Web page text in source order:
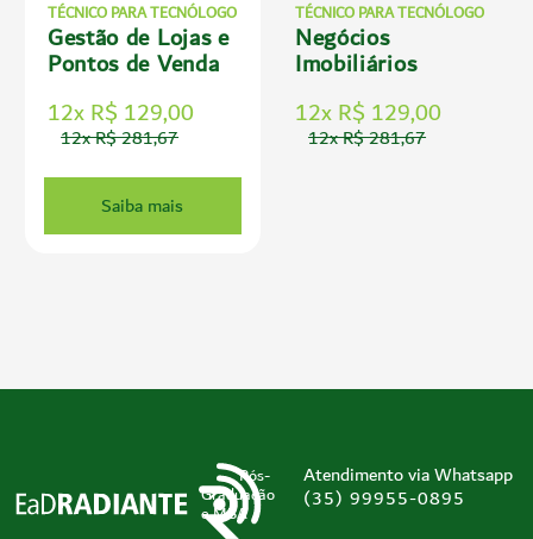
TÉCNICO PARA TECNÓLOGO
Gestão de Lojas e
Pontos de Venda
12x R$ 129,00
12x R$ 281,67
Saiba mais
TÉCNICO PARA TECNÓLOGO
Negócios
Imobiliários
12x R$ 129,00
12x R$ 281,67
Pós-
Graduação
e MBA
Atendimento via Whatsapp
(35) 99955-0895